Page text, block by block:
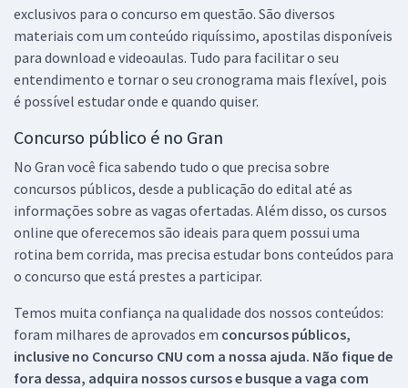
exclusivos para o concurso em questão. São diversos
materiais com um conteúdo riquíssimo, apostilas disponíveis
para download e videoaulas. Tudo para facilitar o seu
entendimento e tornar o seu cronograma mais flexível, pois
é possível estudar onde e quando quiser.
Concurso público é no Gran
No Gran você fica sabendo tudo o que precisa sobre
concursos públicos, desde a publicação do edital até as
informações sobre as vagas ofertadas. Além disso, os cursos
online que oferecemos são ideais para quem possui uma
rotina bem corrida, mas precisa estudar bons conteúdos para
o concurso que está prestes a participar.
Temos muita confiança na qualidade dos nossos conteúdos:
foram milhares de aprovados em concursos públicos,
inclusive no Concurso CNU com a nossa ajuda. Não fique de
fora dessa, adquira nossos cursos e busque a vaga com